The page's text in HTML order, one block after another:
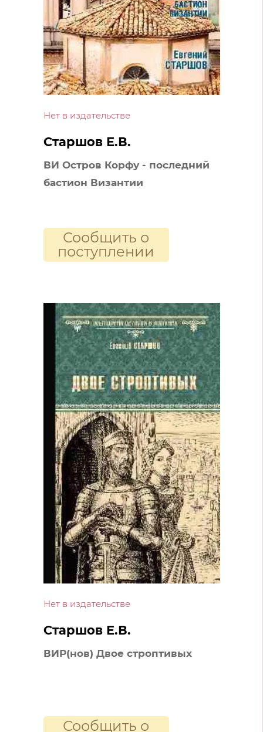
Нет в издательстве
Старшов Е.В.
ВИ Остров Корфу - последний
бастион Византии
Сообщить о
поступлении
Нет в издательстве
Старшов Е.В.
ВИР(нов) Двое строптивых
Сообщить о